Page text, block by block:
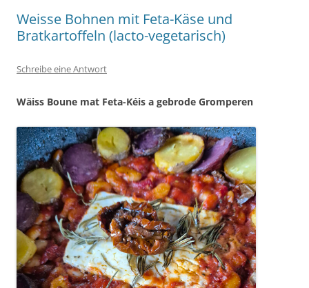
Weisse Bohnen mit Feta-Käse und
Bratkartoffeln (lacto-vegetarisch)
Schreibe eine Antwort
Wäiss Boune mat Feta-Kéis a gebrode Gromperen